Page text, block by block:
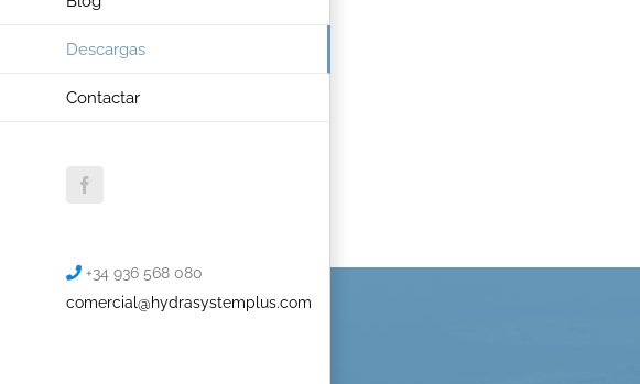
Descargas
Contactar
Facebook
+34 936 568 080
comercial@hydrasystemplus.com